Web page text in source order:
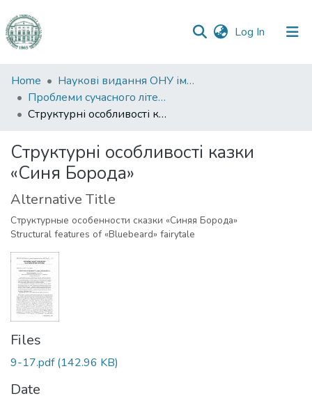
Log In (current)
Communities
&
Collections
Statistics
Home
Наукові видання ОНУ імені І. І. Мечникова
Проблеми сучасного літературознавства
Структурні особливості казки «Синя Борода»
Структурні особливості казки
«Синя Борода»
Alternative Title
Структурные особенности сказки «Синяя Борода»
Structural features of «Bluebeard» fairytale
Files
9-17.pdf(142.96 KB)
Date